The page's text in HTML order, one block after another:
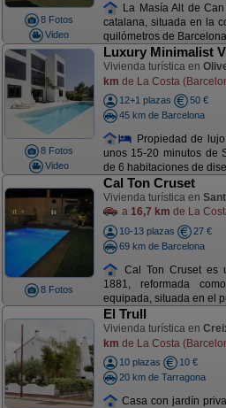
8 Fotos
Video
La Masía Alt de
catalana, situada en la
quilómetros de
8 Fotos
Video
Luxury Minimalist
Vivienda turística en
km de La Costa
12+1 plazas
50 €
45 km de Barcelona
Propiedad de
unos 15-20 minutos de
de 6 habitaciones de
8 Fotos
Cal Ton Cruset
Vivienda turística en
a 16,7 km de La
10-13 plazas
27 €
69 km de Barcelona
Cal Ton Cruset es
1881, reformada
equipada, situada en el
El Trull
Vivienda turística en
km de La Costa
10 plazas
10 €
20 km de Tarragona
Casa con jardín